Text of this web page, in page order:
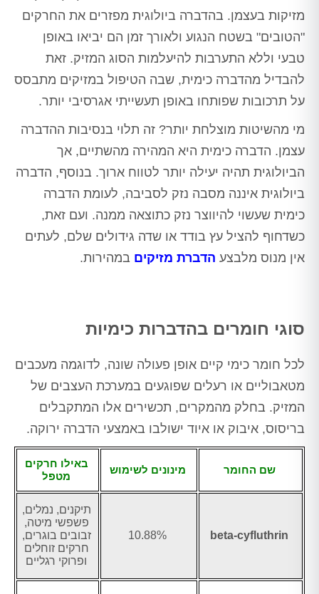
מזיקות בעצמן. בהדברה ביולוגית מפזרים את החרקים
"הטובים" בשטח הנגוע ולאורך זמן הם יביאו באופן
טבעי וללא התערבות להיעלמות הסוג המזיק. זאת
להבדיל מהדברה כימית, שבה הטיפול במזיקים מתבסס
על תרכובות שפותחו באופן תעשייתי אגרסיבי יותר.
מי מהשיטות מוצלחת יותר? זה תלוי בנסיבות ההדברה
עצמן. הדברה כימית היא המהירה מהשתיים, אך
הביולוגית תהיה יעילה יותר לטווח ארוך. בנוסף, הדברה
ביולוגית איננה מסבה נזק לסביבה, לעומת הדברה
כימית שעשוי להיווצר נזק כתוצאה ממנה. ועם זאת,
כשדחוף להציל עץ בודד או שדה גידולים שלם, לעתים
אין מנוס מלבצע הדברת מזיקים במהירות.
סוגי חומרים בהדברות כימיות
לכל חומר כימי קיים אופן פעולה שונה, לדוגמה מעכבים
מטאבוליים או רעלים שפוגעים במערכת העצבים של
המזיק. בחלק מהמקרים, תכשירים אלו המתקבלים
בריסוס, איבוק או איוד ישולבו באמצעי הדברה ירוקה.
שם החומר מינונים לשימוש
באילו חרקים
מטפל
beta-cyfluthrin
10.88%
תיקנים, נמלים,
פשפשי מיטה,
זבובים בוגרים,
חרקים זוחלים
ופרוקי רגליים